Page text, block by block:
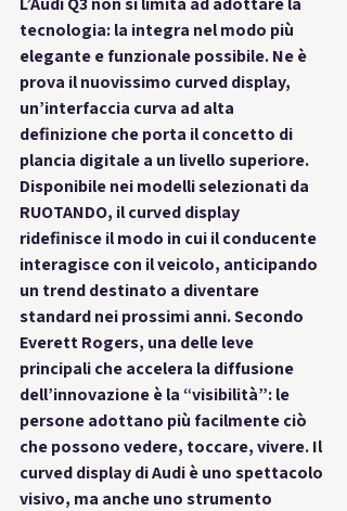
tecnologia: la integra nel modo più
elegante e funzionale possibile. Ne è
prova il nuovissimo curved display,
un’interfaccia curva ad alta
definizione che porta il concetto di
plancia digitale a un livello superiore.
Disponibile nei modelli selezionati da
RUOTANDO, il curved display
ridefinisce il modo in cui il conducente
interagisce con il veicolo, anticipando
un trend destinato a diventare
standard nei prossimi anni. Secondo
Everett Rogers, una delle leve
principali che accelera la diffusione
dell’innovazione è la “visibilità”: le
persone adottano più facilmente ciò
che possono vedere, toccare, vivere. Il
curved display di Audi è uno spettacolo
visivo, ma anche uno strumento